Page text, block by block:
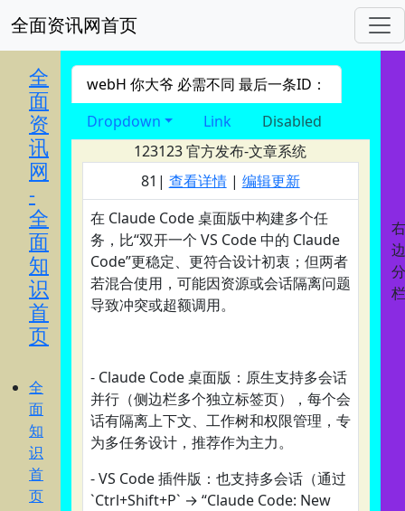
全面资讯网首页
全
面
资
讯
网
-
全
面
知
识
首
页
全
面
知
识
首
页
webH 你大爷 必需不同 最后一条ID：
Dropdown
Link
Disabled
123123官方发布-文章系统
81| 查看详情| 编辑更新
在 Claude Code 桌面版中构建多个任
务，比“双开一个 VS Code 中的 Claude
Code”更稳定、更符合设计初衷；但两者
若混合使用，可能因资源或会话隔离问题
导致冲突或超额调用。
- Claude Code 桌面版：原生支持多会话
并行（侧边栏多个独立标签页），每个会
话有隔离上下文、工作树和权限管理，专
为多任务设计，推荐作为主力。
- VS Code 插件版：也支持多会话（通过
`Ctrl+Shift+P` → “Claude Code: New
右
边
分
栏